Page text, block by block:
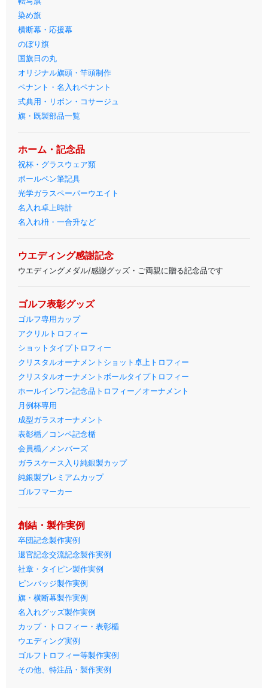
染め旗
横断幕・応援幕
のぼり旗
国旗日の丸
オリジナル旗頭・竿頭制作
ペナント・名入れペナント
式典用・リボン・コサージュ
旗・既製部品一覧
ホーム・記念品
祝杯・グラスウェア類
ボールペン筆記具
光学ガラスペーパーウエイト
名入れ卓上時計
名入れ枡・一合升など
ウエディング感謝記念
ウエディングメダル/感謝グッズ・ご両親に贈る記念品です
ゴルフ表彰グッズ
ゴルフ専用カップ
アクリルトロフィー
ショットタイプトロフィー
クリスタルオーナメントショット卓上トロフィー
クリスタルオーナメントボールタイプトロフィー
ホールインワン記念品トロフィー／オーナメント
月例杯専用
成型ガラスオーナメント
表彰楯／コンペ記念楯
会員楯／メンバーズ
ガラスケース入り純銀製カップ
純銀製プレミアムカップ
ゴルフマーカー
創結・製作実例
卒団記念製作実例
退官記念交流記念製作実例
社章・タイピン製作実例
ピンバッジ製作実例
旗・横断幕製作実例
名入れグッズ製作実例
カップ・トロフィー・表彰楯
ウエディング実例
ゴルフトロフィー等製作実例
その他、特注品・製作実例